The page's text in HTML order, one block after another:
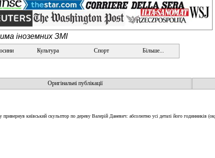
іноземних ЗМІ
Культура Спорт Більше...
Оригінальні публікації
київський скульптор по дереву Валерій Даневич: абсолютно усі деталі його годинників